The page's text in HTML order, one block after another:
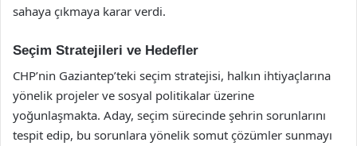
sahaya çıkmaya karar verdi.
Seçim Stratejileri ve Hedefler
CHP’nin Gaziantep’teki seçim stratejisi, halkın ihtiyaçlarına
yönelik projeler ve sosyal politikalar üzerine
yoğunlaşmakta. Aday, seçim sürecinde şehrin sorunlarını
tespit edip, bu sorunlara yönelik somut çözümler sunmayı